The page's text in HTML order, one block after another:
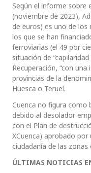
Según el informe sobre
(noviembre de 2023),
de euros) es uno de
los que se han
ferroviarias (el 49 por
situación de
Recuperación, “con
provincias de la
Huesca o Teruel.
Cuenca no figura como
debido al desolador
con el Plan de
XCuenca) aprobado
ciudadanía de las zonas
ÚLTIMAS NOTICIAS